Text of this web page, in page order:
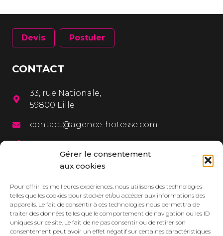
Gérer le consentement
aux cookies
Pour offrir les meilleures expériences, nous utilisons des technologies
telles que les cookies pour stocker et/ou accéder aux informations des
appareils. Le fait de consentir à ces technologies nous permettra de
traiter des données telles que le comportement de navigation ou les ID
uniques sur ce site. Le fait de ne pas consentir ou de retirer son
consentement peut avoir un effet négatif sur certaines caractéristiques
Devis Postuler
CONTACT
33, rue Nationale,
59800 Lille
contact@agence-hotesse.com
03 20 12 72 65
06 67 92 99 72
MENU
L’agence
Services